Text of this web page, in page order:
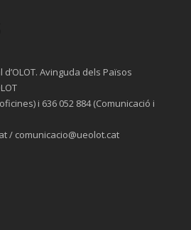
d’OLOT. Avinguda dels Països
i 636 052 884 (Comunicació i
/ comunicacio@ueolot.cat